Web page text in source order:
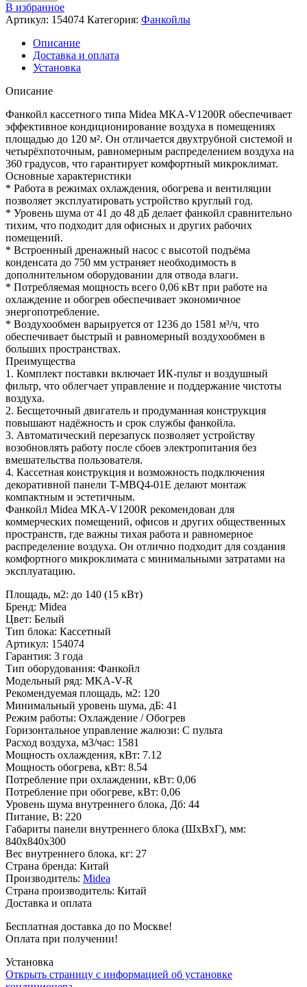
В избранное
Артикул: 154074 Категория: Фанкойлы
Описание
Доставка и оплата
Установка
Описание
Фанкойл кассетного типа Midea MKA-V1200R обеспечивает
эффективное кондиционирование воздуха в помещениях
площадью до 120 м². Он отличается двухтрубной системой и
четырёхпоточным, равномерным распределением воздуха на
360 градусов, что гарантирует комфортный микроклимат.
Основные характеристики
* Работа в режимах охлаждения, обогрева и вентиляции
позволяет эксплуатировать устройство круглый год.
* Уровень шума от 41 до 48 дБ делает фанкойл сравнительно
тихим, что подходит для офисных и других рабочих
помещений.
* Встроенный дренажный насос с высотой подъёма
конденсата до 750 мм устраняет необходимость в
дополнительном оборудовании для отвода влаги.
* Потребляемая мощность всего 0,06 кВт при работе на
охлаждение и обогрев обеспечивает экономичное
энергопотребление.
* Воздухообмен варьируется от 1236 до 1581 м³/ч, что
обеспечивает быстрый и равномерный воздухообмен в
больших пространствах.
Преимущества
1. Комплект поставки включает ИК-пульт и воздушный
фильтр, что облегчает управление и поддержание чистоты
воздуха.
2. Бесщеточный двигатель и продуманная конструкция
повышают надёжность и срок службы фанкойла.
3. Автоматический перезапуск позволяет устройству
возобновлять работу после сбоев электропитания без
вмешательства пользователя.
4. Кассетная конструкция и возможность подключения
декоративной панели T-MBQ4-01E делают монтаж
компактным и эстетичным.
Фанкойл Midea MKA-V1200R рекомендован для
коммерческих помещений, офисов и других общественных
пространств, где важны тихая работа и равномерное
распределение воздуха. Он отлично подходит для создания
комфортного микроклимата с минимальными затратами на
эксплуатацию.
Площадь, м2: до 140 (15 кВт)
Бренд: Midea
Цвет: Белый
Тип блока: Кассетный
Артикул: 154074
Гарантия: 3 года
Тип оборудования: Фанкойл
Модельный ряд: MKA-V-R
Рекомендуемая площадь, м2: 120
Минимальный уровень шума, дБ: 41
Режим работы: Охлаждение / Обогрев
Горизонтальное управление жалюзи: С пульта
Расход воздуха, м3/час: 1581
Мощность охлаждения, кВт: 7.12
Мощность обогрева, кВт: 8.54
Потребление при охлаждении, кВт: 0,06
Потребление при обогреве, кВт: 0,06
Уровень шума внутреннего блока, Дб: 44
Питание, В: 220
Габариты панели внутреннего блока (ШхВхГ), мм:
840x840x300
Вес внутреннего блока, кг: 27
Страна бренда: Китай
Производитель: Midea
Страна производитель: Китай
Доставка и оплата
Бесплатная доставка до по Москве!
Оплата при получении!
Установка
Открыть страницу с информацией об установке